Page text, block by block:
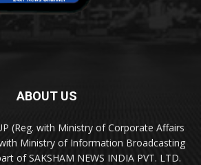
ABOUT US
(Reg. with Ministry of Corporate Affairs
Ministry of Information Broadcasting
of SAKSHAM NEWS INDIA PVT. LTD.